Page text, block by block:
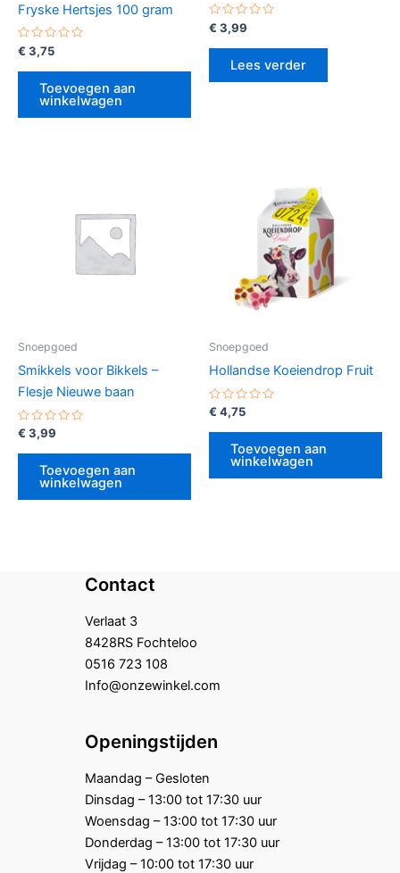
Fryske Hertsjes 100 gram
Gewaardeerd
0
uit
€ 3,75
Toevoegen aan
winkelwagen
Gewaardeerd
0
uit
€ 3,99
Lees verder
Snoepgoed
Smikkels voor Bikkels –
Flesje Nieuwe baan
Gewaardeerd
uit
€ 3,99
Toevoegen aan
winkelwagen
Snoepgoed
Hollandse Koeiendrop Fruit
Gewaardeerd
uit
€ 4,75
Toevoegen aan
winkelwagen
Contact
Verlaat 3
8428RS Fochteloo
0516 723 108
Info@onzewinkel.com
Openingstijden
Maandag – Gesloten
Dinsdag – 13:00 tot 17:30 uur
Woensdag – 13:00 tot 17:30 uur
Donderdag – 13:00 tot 17:30 uur
Vrijdag – 10:00 tot 17:30 uur